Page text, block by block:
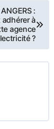
:
à
agence
?